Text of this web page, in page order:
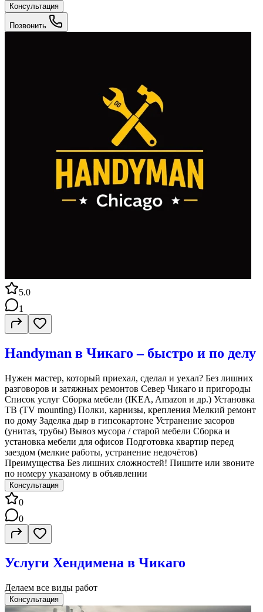
Консультация
Позвонить
5.0
1
Handyman в Чикаго – быстро и по делу
Нужен мастер, который приехал, сделал и уехал? Без лишних
разговоров и затяжных ремонтов Север Чикаго и пригороды
Список услуг Сборка мебели (IKEA, Amazon и др.) Установка
ТВ (TV mounting) Полки, карнизы, крепления Мелкий ремонт
по дому Заделка дыр в гипсокартоне Устранение засоров
(унитаз, трубы) Вывоз мусора / старой мебели Сборка и
установка мебели для офисов Подготовка квартир перед
заездом (мелкие работы, устранение недочётов)
Преимущества Без лишних сложностей! Пишите или звоните
по номеру указаному в объявлении
Консультация
0
0
Услуги Хендимена в Чикаго
Делаем все виды работ
Консультация